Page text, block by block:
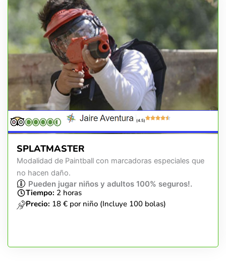
(4.5)
SPLATMASTER
Modalidad de Paintball con marcadoras especiales que
no hacen daño.
Pueden jugar niños y adultos 100% seguros!.
Tiempo: 2 horas
Precio: 18 € por niño (Incluye 100 bolas)